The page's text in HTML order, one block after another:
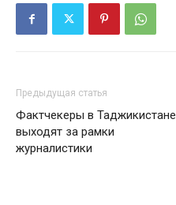
Предыдущая статья
Фактчекеры в Таджикистане
выходят за рамки
журналистики